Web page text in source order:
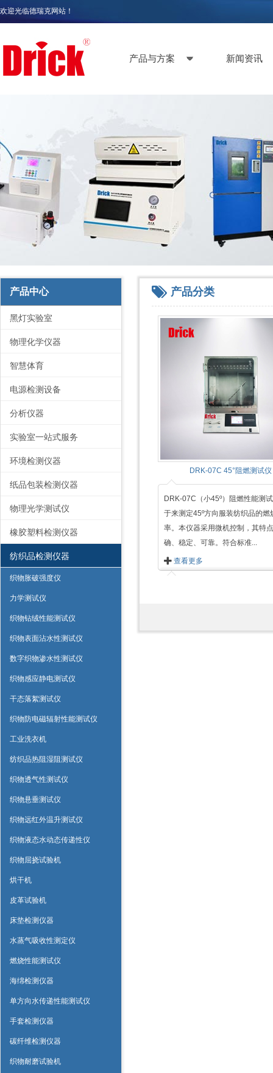
欢迎光临德瑞克网站！
产品与方案 新闻资讯
产品中心
黑灯实验室
物理化学仪器
智慧体育
电源检测设备
分析仪器
实验室一站式服务
环境检测仪器
纸品包装检测仪器
物理光学测试仪
橡胶塑料检测仪器
纺织品检测仪器
织物胀破强度仪
力学测试仪
织物钻绒性能测试仪
织物表面沾水性测试仪
数字织物渗水性测试仪
织物感应静电测试仪
干态落絮测试仪
织物防电磁辐射性能测试仪
工业洗衣机
纺织品热阻湿阻测试仪
织物透气性测试仪
织物悬垂测试仪
织物远红外温升测试仪
织物液态水动态传递性仪
织物屈挠试验机
烘干机
皮革试验机
床垫检测仪器
水蒸气吸收性测定仪
燃烧性能测试仪
海绵检测仪器
单方向水传递性能测试仪
手套检测仪器
碳纤维检测仪器
织物耐磨试验机
产品分类
DRK-07C 45°阻燃测试仪
DRK-07C（小45º）阻燃性能测
于来测定45º方向服装纺织品的燃
率。本仪器采用微机控制，其特
确、稳定、可靠。符合标准...
查看更多